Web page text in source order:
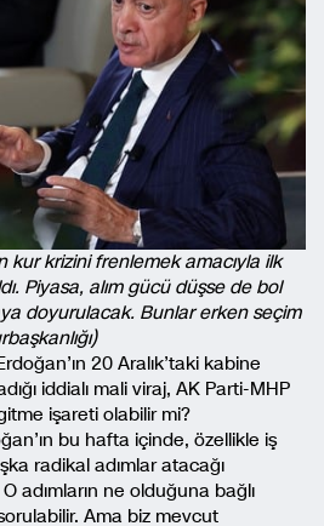
kur krizini frenlemek amacıyla ilk
Piyasa, alım gücü düşse de bol
doyurulacak. Bunlar erken seçim
20 Aralık’taki kabine
iddialı mali viraj, AK Parti-MHP
işareti olabilir mi?
bu hafta içinde, özellikle iş
radikal adımlar atacağı
adımların ne olduğuna bağlı
Ama biz mevcut